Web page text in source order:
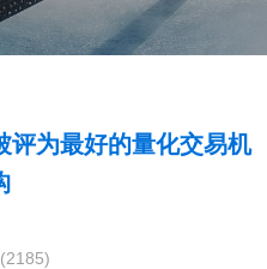
为最好的量化交易机